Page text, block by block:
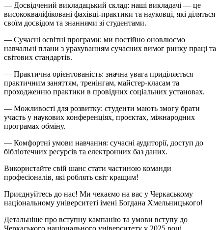
— Досвідчений викладацький склад: наші викладачі — це
висококваліфіковані фахівці-практики та науковці, які діляться
своїм досвідом та знаннями зі студентами.
— Сучасні освітні програми: ми постійно оновлюємо
навчальні плани з урахуванням сучасних вимог ринку праці та
світових стандартів.
— Практична орієнтованість: значна увага приділяється
практичним заняттям, тренінгам, майстер-класам та
проходженню практики в провідних соціальних установах.
— Можливості для розвитку: студенти мають змогу брати
участь у наукових конференціях, проєктах, міжнародних
програмах обміну.
— Комфортні умови навчання: сучасні аудиторії, доступ до
бібліотечних ресурсів та електронних баз даних.
Використайте свій шанс стати частиною команди
професіоналів, які роблять світ кращим!
Приєднуйтесь до нас! Ми чекаємо на вас у Черкаському
національному університеті імені Богдана Хмельницького!
Детальніше про вступну кампанію та умови вступу до
Черкаського національного університету у 2025 році